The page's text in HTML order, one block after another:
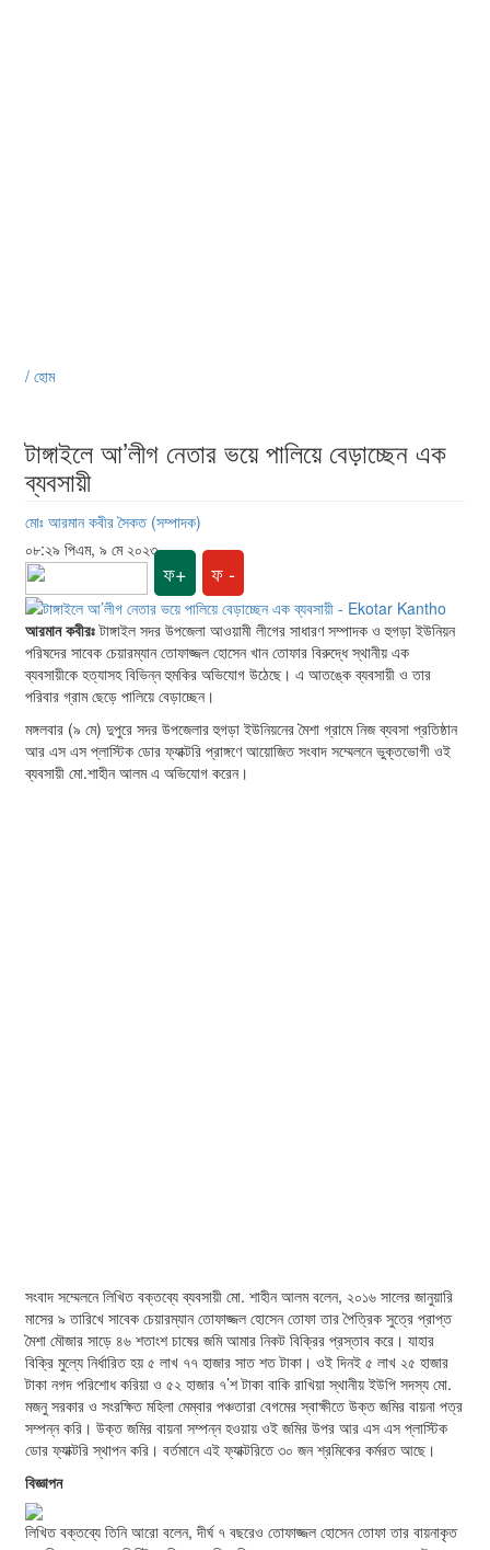
/ হোম
টাঙ্গাইলে আ’লীগ নেতার ভয়ে পালিয়ে বেড়াচ্ছেন এক
ব্যবসায়ী
মোঃ আরমান কবীর সৈকত (সম্পাদক)
০৮:২৯ পিএম, ৯ মে ২০২৩
ফ+ ফ -
আরমান কবীরঃটাঙ্গাইল সদর উপজেলা আওয়ামী লীগের সাধারণ সম্পাদক ও হুগড়া ইউনিয়ন
পরিষদের সাবেক চেয়ারম্যান তোফাজ্জল হোসেন খান তোফার বিরুদ্ধে স্থানীয় এক
ব্যবসায়ীকে হত্যাসহ বিভিন্ন হুমকির অভিযোগ উঠেছে। এ আতঙ্কে ব্যবসায়ী ও তার
পরিবার গ্রাম ছেড়ে পালিয়ে বেড়াচ্ছেন।
মঙ্গলবার (৯ মে) দুপুরে সদর উপজেলার হুগড়া ইউনিয়নের মৈশা গ্রামে নিজ ব্যবসা প্রতিষ্ঠান
আর এস এস প্লাস্টিক ডোর ফ্যাক্টরি প্রাঙ্গণে আয়োজিত সংবাদ সম্মেলনে ভুক্তভোগী ওই
ব্যবসায়ী মো.শাহীন আলম এ অভিযোগ করেন।
সংবাদ সম্মেলনে লিখিত বক্তব্যে ব্যবসায়ী মো. শাহীন আলম বলেন, ২০১৬ সালের জানুয়ারি
মাসের ৯ তারিখে সাবেক চেয়ারম্যান তোফাজ্জল হোসেন তোফা তার পৈত্রিক সুত্রে প্রাপ্ত
মৈশা মৌজার সাড়ে ৪৬ শতাংশ চাষের জমি আমার নিকট বিক্রির প্রস্তাব করে। যাহার
বিক্রি মুল্যে নির্ধারিত হয় ৫ লাখ ৭৭ হাজার সাত শত টাকা। ওই দিনই ৫ লাখ ২৫ হাজার
টাকা নগদ পরিশোধ করিয়া ও ৫২ হাজার ৭’শ টাকা বাকি রাখিয়া স্থানীয় ইউপি সদস্য মো.
মজনু সরকার ও সংরক্ষিত মহিলা মেম্বার পঞ্চতারা বেগমের স্বাক্ষীতে উক্ত জমির বায়না পত্র
সম্পন্ন করি। উক্ত জমির বায়না সম্পন্ন হওয়ায় ওই জমির উপর আর এস এস প্লাস্টিক
ডোর ফ্যাক্টরি স্থাপন করি। বর্তমানে এই ফ্যাক্টরিতে ৩০ জন শ্রমিকের কর্মরত আছে।
বিজ্ঞাপন
লিখিত বক্তব্যে তিনি আরো বলেন, দীর্ঘ ৭ বছরেও তোফাজ্জল হোসেন তোফা তার বায়নাকৃত